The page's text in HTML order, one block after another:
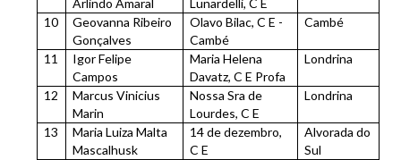
Arlindo Amaral
Lunardelli, C E
10
Geovanna Ribeiro
Gonçalves
Olavo Bilac, C E -
Cambé
Cambé
11
Igor Felipe
Campos
Maria Helena
Davatz, C E Profa
Londrina
12
Marcus Vinicius
Marin
Nossa Sra de
Lourdes, C E
Londrina
13
Maria Luiza Malta
Mascalhusk
14 de dezembro,
C E
Alvorada do
Sul